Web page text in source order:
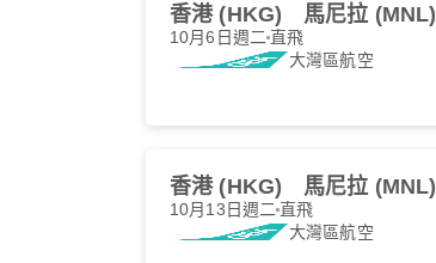
香港 (HKG) 馬尼拉 (MNL)
10月6日週二 直飛
大灣區航空
香港 (HKG) 馬尼拉 (MNL)
10月13日週二 直飛
大灣區航空